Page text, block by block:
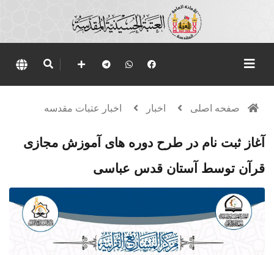
صفحه اصلی اخبار اخبار عتبات مقدسه
آغاز ثبت نام در طرح دوره های آموزش مجازی
قرآن توسط آستان قدس عباسی